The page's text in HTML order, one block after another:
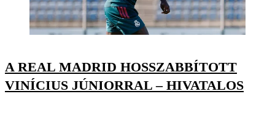
A REAL MADRID HOSSZABBÍTOTT
VINÍCIUS JÚNIORRAL – HIVATALOS